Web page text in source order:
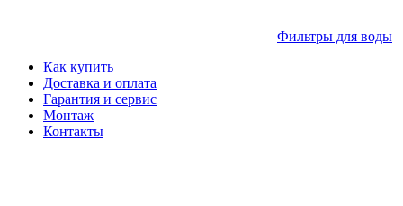
Фильтры для воды
Как купить
Доставка и оплата
Гарантия и сервис
Монтаж
Контакты